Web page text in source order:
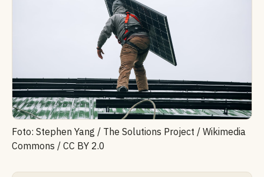
Foto: Stephen Yang / The Solutions Project / Wikimedia
Commons / CC BY 2.0